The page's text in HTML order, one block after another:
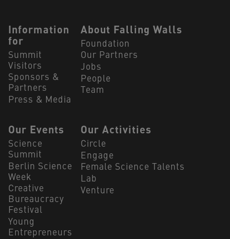
Navigation Footer
Information
for
Summit
Visitors
Sponsors &
Partners
Press & Media
About Falling Walls
Foundation
Our Partners
Jobs
People
Team
Our Events
Science
Summit
Berlin Science
Week
Creative
Bureaucracy
Festival
Young
Entrepreneurs
Our Activities
Circle
Engage
Female Science Talents
Lab
Venture